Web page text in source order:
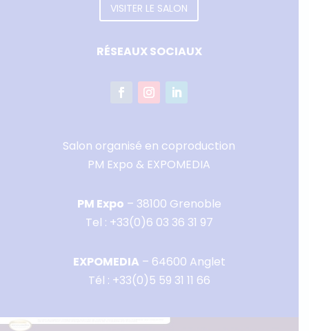
VISITER LE SALON
RÉSEAUX SOCIAUX
Salon organisé en coproduction
PM Expo & EXPOMEDIA
PM Expo – 38100 Grenoble
Tel : +33(0)6 03 36 31 97
EXPOMEDIA – 64600 Anglet
Tél : +33(0)5 59 31 11 66